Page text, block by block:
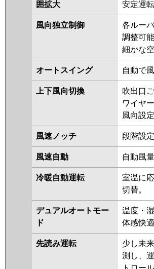
DHRMP80LF2
PLZ-ZRMP80LF2
PLZ-ZRMP80LFZ
PLZ-ZRMP80LFY
ZRMP80LFV
PLZ-ZRMP80LR
ZRMP80LFR
RCID-GP80RGH7
RCID-GP80RGH5
RCID-GP80RGH3
RCID-GP80RGH2
RCID-GP80RGH1
三菱重工
FDTWZ805H5SA-
FDTWZ805H5SA
rak
FDTWZ805H5S
パナソニック PA-P80L7GNB
PA-
PA-
囲拡大 安定運転
風向独立制御
各ルー
調整可
細かな
オートスイング 自動で
上下風向切換
吹出口
ワイヤ
風向設定
風速ノッチ 段階設定
風速自動 自動風
冷暖自動運転
室温に
切替。
デュアルオートモー
ド
温度・
体感快
先読み運転
少し未
測し、